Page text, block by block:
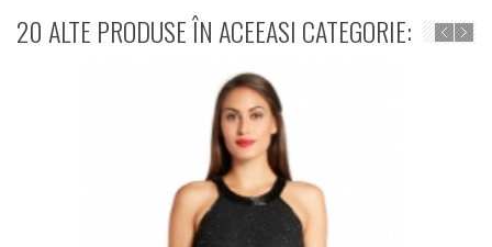
20 ALTE PRODUSE ÎN ACEEASI CATEGORIE: